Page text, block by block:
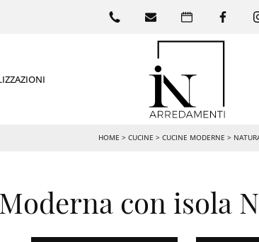
HOME > CUCINE > CUCINE MODERNE >
con isola